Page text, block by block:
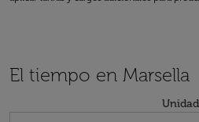
El tiempo en Marsella